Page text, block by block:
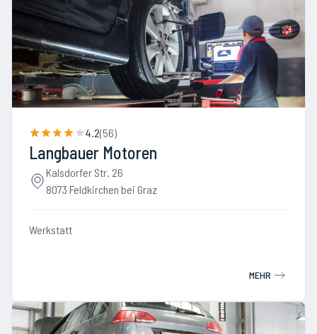
4.2(56)
Langbauer Motoren
Kalsdorfer Str. 26
8073 Feldkirchen bei Graz
Werkstatt
MEHR